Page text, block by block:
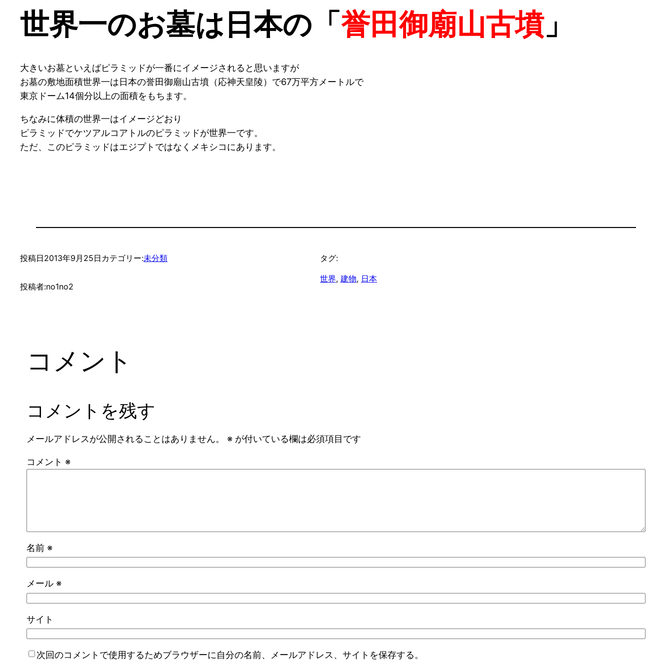
世界一のお墓は日本の「誉田御廟山古墳」
大きいお墓といえばピラミッドが一番にイメージされると思いますが
お墓の敷地面積世界一は日本の誉田御廟山古墳（応神天皇陵）で67万平方メートルで
東京ドーム14個分以上の面積をもちます。
ちなみに体積の世界一はイメージどおり
ピラミッドでケツアルコアトルのピラミッドが世界一です。
ただ、このピラミッドはエジプトではなくメキシコにあります。
投稿日2013年9月25日 カテゴリー:未分類
投稿者:no1no2
タグ:
世界, 建物, 日本
コメント
コメントを残す
メールアドレスが公開されることはありません。 ※ が付いている欄は必須項目です
コメント ※
名前 ※
メール ※
サイト
次回のコメントで使用するためブラウザーに自分の名前、メールアドレス、サイトを保存する。